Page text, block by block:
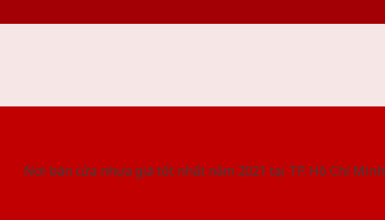
Nơi bán cửa nhựa giá tốt nhất năm 2021 tại TP. Hồ Chí Minh